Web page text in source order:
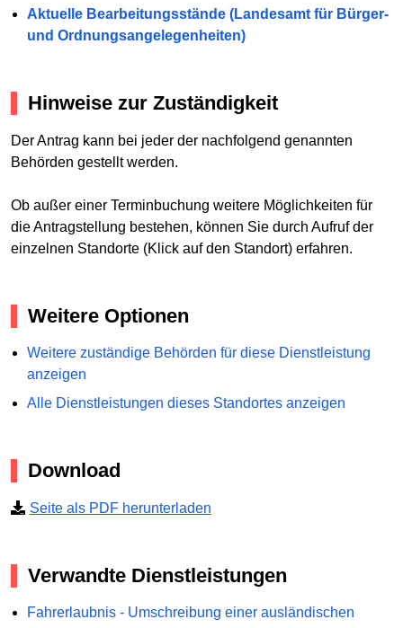
Aktuelle Bearbeitungsstände (Landesamt für Bürger-
und Ordnungsangelegenheiten)
Hinweise zur Zuständigkeit
Der Antrag kann bei jeder der nachfolgend genannten
Behörden gestellt werden.
Ob außer einer Terminbuchung weitere Möglichkeiten für
die Antragstellung bestehen, können Sie durch Aufruf der
einzelnen Standorte (Klick auf den Standort) erfahren.
Weitere Optionen
Weitere zuständige Behörden für diese Dienstleistung
anzeigen
Alle Dienstleistungen dieses Standortes anzeigen
Download
Seite als PDF herunterladen
Verwandte Dienstleistungen
Fahrerlaubnis - Umschreibung einer ausländischen